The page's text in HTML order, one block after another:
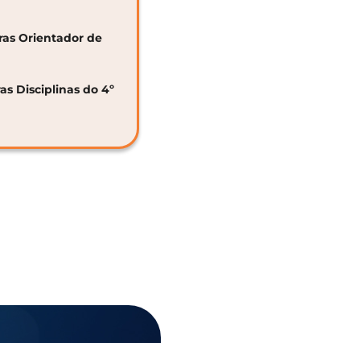
Orientador de
Disciplinas do 4º